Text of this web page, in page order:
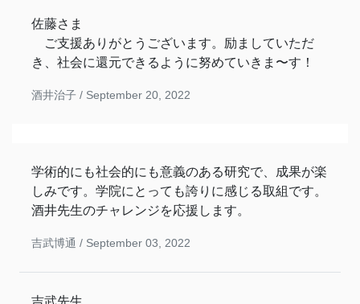
佐藤さま
ご支援ありがとうございます。励ましていただ
き、社会に還元できるように努めていきま〜す！
酒井治子 / September 20, 2022
学術的にも社会的にも意義のある研究で、成果が楽
しみです。学院にとっても誇りに感じる取組です。
酒井先生のチャレンジを応援します。
吉武博通 / September 03, 2022
吉武先生